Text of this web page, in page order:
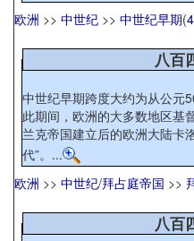
欧洲 >> 中世纪 >> 中世纪早期(
八百
中世纪早期跨度大约为从公元
此期间，欧洲的大多数地区基
兰克帝国建立后的欧洲大陆卡
代”。...
欧洲 >> 中世纪/拜占庭帝国 >>
八百